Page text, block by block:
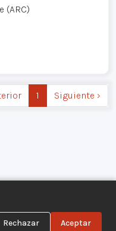
Rechazar Aceptar
(ARC)
1 Siguiente ›